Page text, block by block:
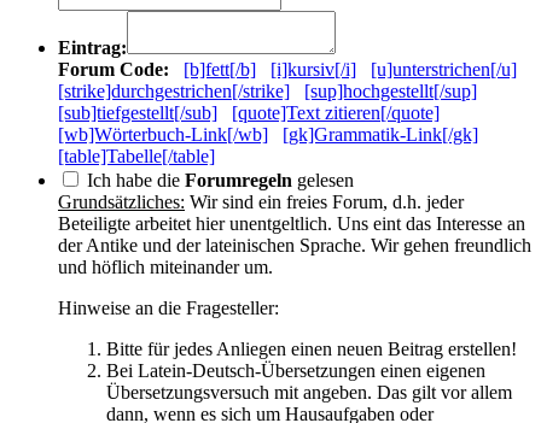
Eintrag:
Forum Code:
[b]fett[/b] [i]kursiv[/i]
[u]unterstrichen[/u]
[strike]durchgestrichen[/strike]
[sup]hochgestellt[/sup]
[sub]tiefgestellt[/sub]
[quote]Text zitieren[/quote]
[wb]Wörterbuch-Link[/wb]
[gk]Grammatik-Link[/gk]
[table]Tabelle[/table]
Ich habe die Forumregeln gelesen
Grundsätzliches: Wir sind ein freies Forum, d.h. jeder
Beteiligte arbeitet hier unentgeltlich. Uns eint das Interesse an
der Antike und der lateinischen Sprache. Wir gehen freundlich
und höflich miteinander um.
Hinweise an die Fragesteller:
Bitte für jedes Anliegen einen neuen Beitrag erstellen!
Bei Latein-Deutsch-Übersetzungen einen eigenen
Übersetzungsversuch mit angeben. Das gilt vor allem
dann, wenn es sich um Hausaufgaben oder